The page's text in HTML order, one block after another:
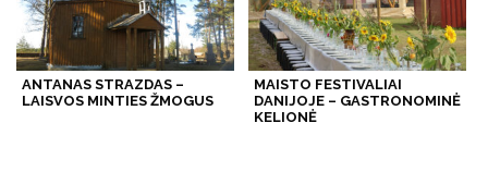
ANTANAS STRAZDAS –
LAISVOS MINTIES ŽMOGUS
MAISTO FESTIVALIAI
DANIJOJE – GASTRONOMINĖ
KELIONĖ